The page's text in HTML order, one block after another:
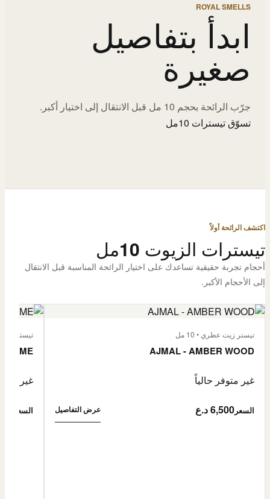
ROYAL SMELLS
ابدأ بتفاصيل
صغيرة
جرّب الرائحة بحجم 10 مل قبل الانتقال إلى اختيار أكبر.
تسوّق تيسترات 10مل
اكتشف الرائحة أولاً
تيسترات الزيوت 10مل
أحجام تجربة حقيقية تساعدك على اختيار الرائحة المناسبة قبل الانتقال
إلى الأحجام الأكبر.
تيستر زيت عطري • 10 مل
AJMAL - AMBER WOOD
غير متوفر حالياً
السعر 6,500 د.ع عرض التفاصيل
تيستر زيت
غير
السعر